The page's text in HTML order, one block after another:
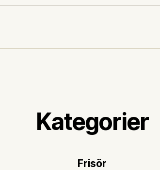
Kategorier
Frisör